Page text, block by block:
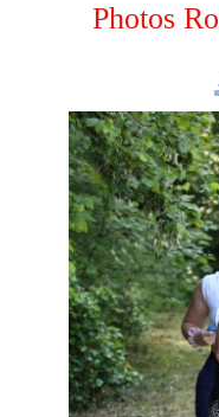
Programme
Règlement
Parcours
Résultats
Devenez bénévoles
Partenaires
Photos▼
Photos